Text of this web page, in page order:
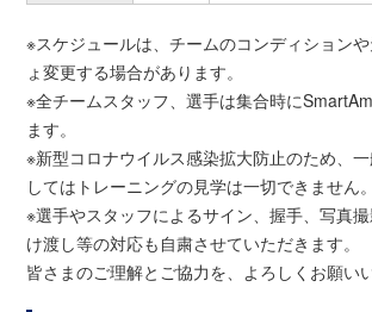
※スケジュールは、チームのコンディション
ょ変更する場合があります。
※全チームスタッフ、選手は集合時に
ます。
※新型コロナウイルス感染拡大防止のため、
してはトレーニングの見学は一切できません。
※選手やスタッフによるサイン、握手、写真
け渡し等の対応も自粛させていただきます。
皆さまのご理解とご協力を、よろしくお願い